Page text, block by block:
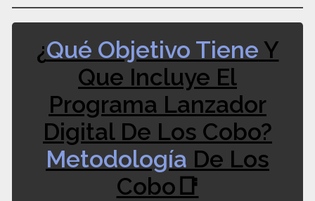
¿Qué Objetivo Tiene Y
Que Incluye El
Programa Lanzador
Digital De Los Cobo?
Metodología De Los
Cobo📑